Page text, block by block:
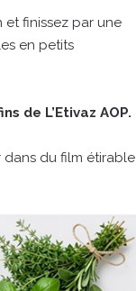
et finissez par une
en petits
de L’Etivaz AOP.
dans du film étirable